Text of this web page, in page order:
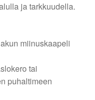
ja tarkkuudella.
miinuskaapeli
tai
puhaltimeen